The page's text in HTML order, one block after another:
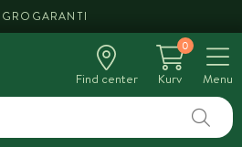
GROGARANTI
Find center
0
Kurv
Menu